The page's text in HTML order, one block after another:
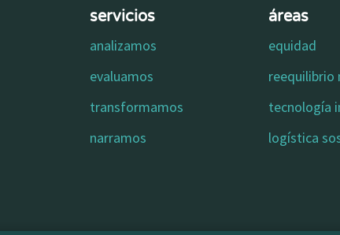
servicios
analizamos
evaluamos
transformamos
narramos
áreas
equidad
reequilibrio
tecnología
logística